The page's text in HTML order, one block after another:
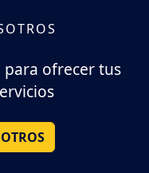
ofrecer tus